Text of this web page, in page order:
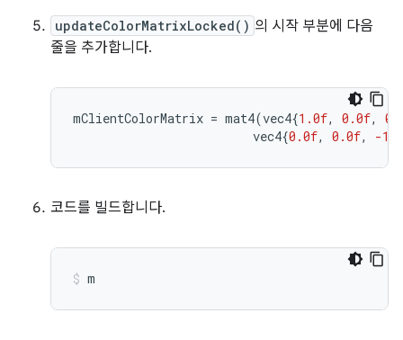
updateColorMatrixLocked() 의 시작 부분에 다음
줄을 추가합니다.
mClientColorMatrix = mat4(vec4{1.0f, 0.0f,
vec4{0.0f, 0.0f, -
코드를 빌드합니다.
m